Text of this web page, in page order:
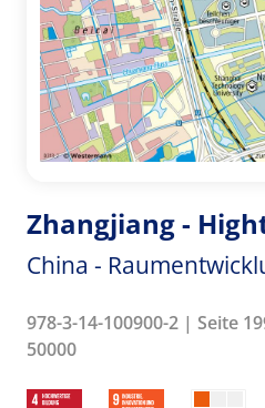
Zhangjiang -
China -
978-3-14-100900-2 | Seite
50000